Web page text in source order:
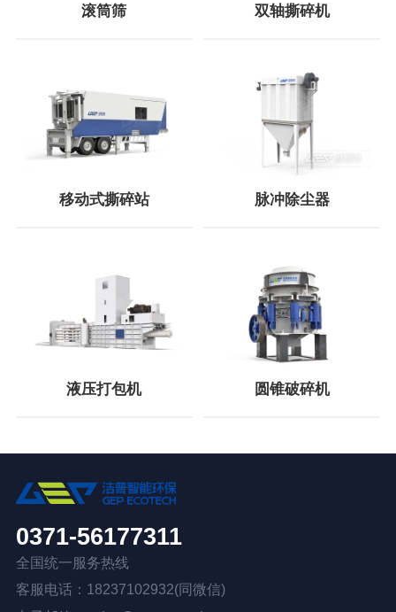
滚筒筛 双轴撕碎机
移动式撕碎站 脉冲除尘器
液压打包机 圆锥破碎机
0371-56177311
全国统一服务热线
客服电话：18237102932(同微信)